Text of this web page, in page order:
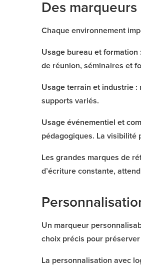
Des
Chaque environnement
Usage bureau et formation :
de réunion, séminaires et
Usage terrain et industrie :
supports variés.
Usage événementiel et
pédagogiques. La visibilité
Les grandes marques de
d’écriture constante,
Un marqueur
choix précis pour
La personnalisation avec